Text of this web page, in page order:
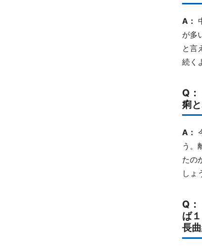
A：
が多
と言
続く
Q
痢
A：
う。
たの
しょ
Q
ば
長